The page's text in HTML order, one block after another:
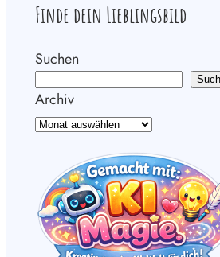
Finde dein Lieblingsbild
Suchen
Archiv